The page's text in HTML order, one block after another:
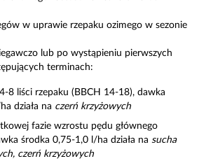
w uprawie rzepaku ozimego w sezonie
lub po wystąpieniu pierwszych
terminach:
8 liści rzepaku (BBCH 14-18), dawka
działa na czerń krzyżowych
fazie wzrostu pędu głównego
środka 0,75-1,0 l/ha działa na sucha
czerń krzyżowych